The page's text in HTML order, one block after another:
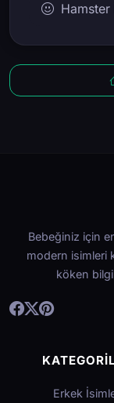
Hamster
Bebeğiniz için
modern isimleri
köken
Erkek